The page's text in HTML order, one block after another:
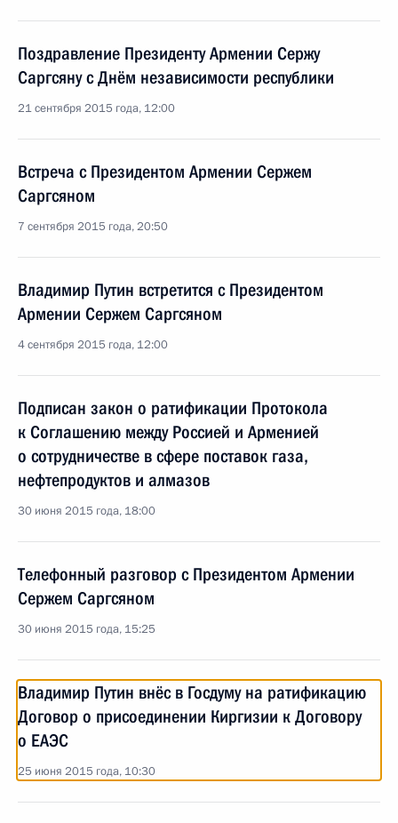
Поздравление Президенту Армении Сержу
Саргсяну с Днём независимости республики
21 сентября 2015 года, 12:00
Встреча с Президентом Армении Сержем
Саргсяном
7 сентября 2015 года, 20:50
Владимир Путин встретится с Президентом
Армении Сержем Саргсяном
4 сентября 2015 года, 12:00
Подписан закон о ратификации Протокола
к Соглашению между Россией и Арменией
о сотрудничестве в сфере поставок газа,
нефтепродуктов и алмазов
30 июня 2015 года, 18:00
Телефонный разговор с Президентом Армении
Сержем Саргсяном
30 июня 2015 года, 15:25
Владимир Путин внёс в Госдуму на ратификацию
Договор о присоединении Киргизии к Договору
о ЕАЭС
25 июня 2015 года, 10:30